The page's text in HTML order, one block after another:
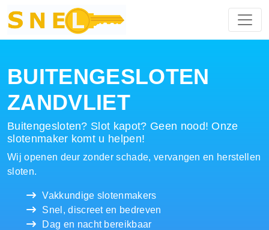
Hoofdnavigatie
BUITENGESLOTEN
ZANDVLIET
Buitengesloten? Slot kapot? Geen nood! Onze
slotenmaker komt u helpen!
Wij openen deur zonder schade, vervangen en herstellen
sloten.
Vakkundige slotenmakers
Snel, discreet en bedreven
Dag en nacht bereikbaar